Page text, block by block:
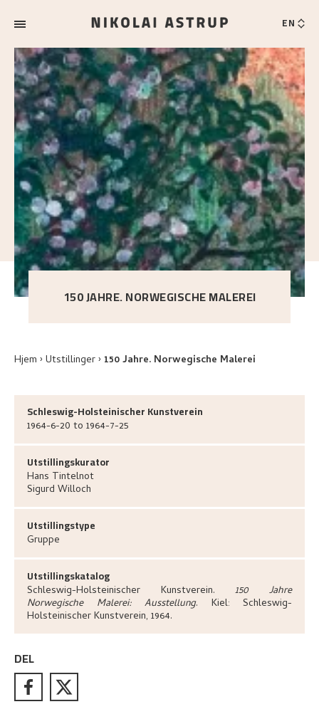
EN
150 JAHRE. NORWEGISCHE MALEREI
Hjem Utstillinger 150 Jahre. Norwegische Malerei
Schleswig-Holsteinischer Kunstverein
1964-6-20 to 1964-7-25
Utstillingskurator
Hans Tintelnot
Sigurd Willoch
Utstillingstype
Gruppe
Utstillingskatalog
Schleswig-Holsteinischer Kunstverein.150 Jahre
Norwegische Malerei: Ausstellung. Kiel: Schleswig-
Holsteinischer Kunstverein, 1964.
DEL